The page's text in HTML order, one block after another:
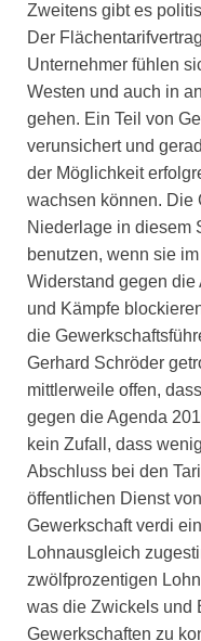
Zweitens gibt es
Der
Unternehmer fühlen
Westen und auch in
gehen. Ein Teil von
verunsichert und
der Möglichkeit
wachsen können. Die
Niederlage in diesem
benutzen, wenn sie
Widerstand gegen
und Kämpfe
die
Gerhard Schröder
mittlerweile offen,
gegen die Agenda
kein Zufall, dass
Abschluss bei den
öffentlichen Dienst
Gewerkschaft verdi
Lohnausgleich
zwölfprozentigen
was die Zwickels und
Gewerkschaften zu